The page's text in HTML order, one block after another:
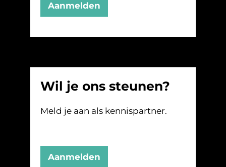
Aanmelden
Wil je ons steunen?
Meld je aan als kennispartner.
Aanmelden